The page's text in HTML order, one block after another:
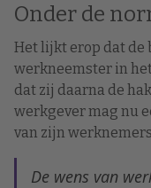
Onder de
Het lijkt erop dat de
werkneemster in
dat zij daarna de
werkgever mag nu
van zijn
De wens van